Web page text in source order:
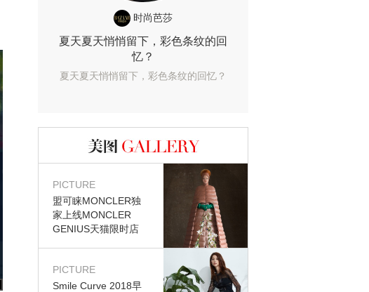
时尚芭莎
夏天夏天悄悄留下，彩色条纹的回
忆？
夏天夏天悄悄留下，彩色条纹的回忆？
图库
PICTURE
盟可睐MONCLER独
家上线MONCLER
GENIUS天猫限时店
PICTURE
Smile Curve 2018早